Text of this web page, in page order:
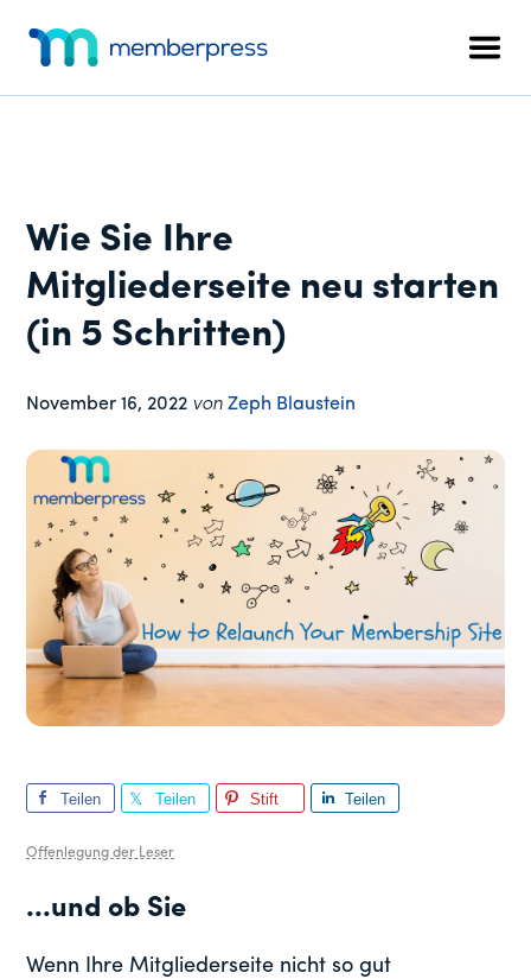
Hauptinhalt
springen
primären
Seitenleiste
springen
Fußzeile
springen
Menü
Mitgliedschafts-
Plugin
Wie Sie Ihre
Mitgliederseite neu starten
(in 5 Schritten)
November 16, 2022 vonZeph Blaustein
Teilen
Teilen
Stift
Teilen
Offenlegung der Leser
...und ob Sie
Wenn Ihre Mitgliederseite nicht so gut